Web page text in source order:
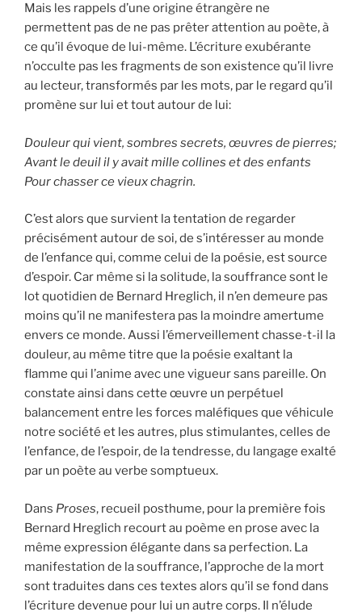
Mais les rappels d’une origine étrangère ne
permettent pas de ne pas prêter attention au poète, à
ce qu’il évoque de lui-même. L’écriture exubérante
n’occulte pas les fragments de son existence qu’il livre
au lecteur, transformés par les mots, par le regard qu’il
promène sur lui et tout autour de lui:
Douleur qui vient, sombres secrets, œuvres de pierres;
Avant le deuil il y avait mille collines et des enfants
Pour chasser ce vieux chagrin.
C’est alors que survient la tentation de regarder
précisément autour de soi, de s’intéresser au monde
de l’enfance qui, comme celui de la poésie, est source
d’espoir. Car même si la solitude, la souffrance sont le
lot quotidien de Bernard Hreglich, il n’en demeure pas
moins qu’il ne manifestera pas la moindre amertume
envers ce monde. Aussi l’émerveillement chasse-t-il la
douleur, au même titre que la poésie exaltant la
flamme qui l’anime avec une vigueur sans pareille. On
constate ainsi dans cette œuvre un perpétuel
balancement entre les forces maléfiques que véhicule
notre société et les autres, plus stimulantes, celles de
l’enfance, de l’espoir, de la tendresse, du langage exalté
par un poète au verbe somptueux.
Dans Proses, recueil posthume, pour la première fois
Bernard Hreglich recourt au poème en prose avec la
même expression élégante dans sa perfection. La
manifestation de la souffrance, l’approche de la mort
sont traduites dans ces textes alors qu’il se fond dans
l’écriture devenue pour lui un autre corps. Il n’élude